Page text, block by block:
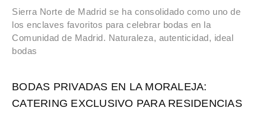
Sierra Norte de Madrid se ha consolidado como uno de
los enclaves favoritos para celebrar bodas en la
Comunidad de Madrid. Naturaleza, autenticidad, ideal
bodas
BODAS PRIVADAS EN LA MORALEJA:
CATERING EXCLUSIVO PARA RESIDENCIAS